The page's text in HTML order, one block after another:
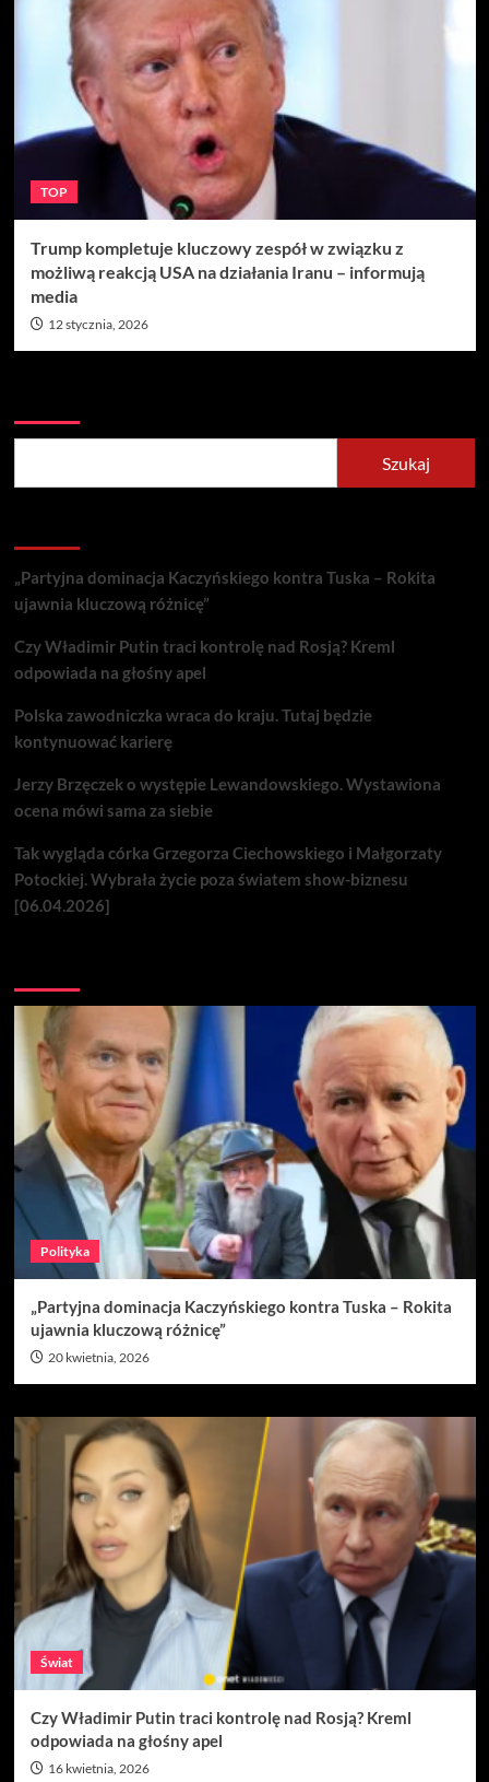
TOP
Trump kompletuje kluczowy zespół w związku z
możliwą reakcją USA na działania Iranu – informują
media
12 stycznia, 2026
Szukaj
„Partyjna dominacja Kaczyńskiego kontra Tuska – Rokita
ujawnia kluczową różnicę”
Czy Władimir Putin traci kontrolę nad Rosją? Kreml
odpowiada na głośny apel
Polska zawodniczka wraca do kraju. Tutaj będzie
kontynuować karierę
Jerzy Brzęczek o występie Lewandowskiego. Wystawiona
ocena mówi sama za siebie
Tak wygląda córka Grzegorza Ciechowskiego i Małgorzaty
Potockiej. Wybrała życie poza światem show-biznesu
[06.04.2026]
Polityka
„Partyjna dominacja Kaczyńskiego kontra Tuska – Rokita
ujawnia kluczową różnicę”
20 kwietnia, 2026
Świat
Czy Władimir Putin traci kontrolę nad Rosją? Kreml
odpowiada na głośny apel
16 kwietnia, 2026